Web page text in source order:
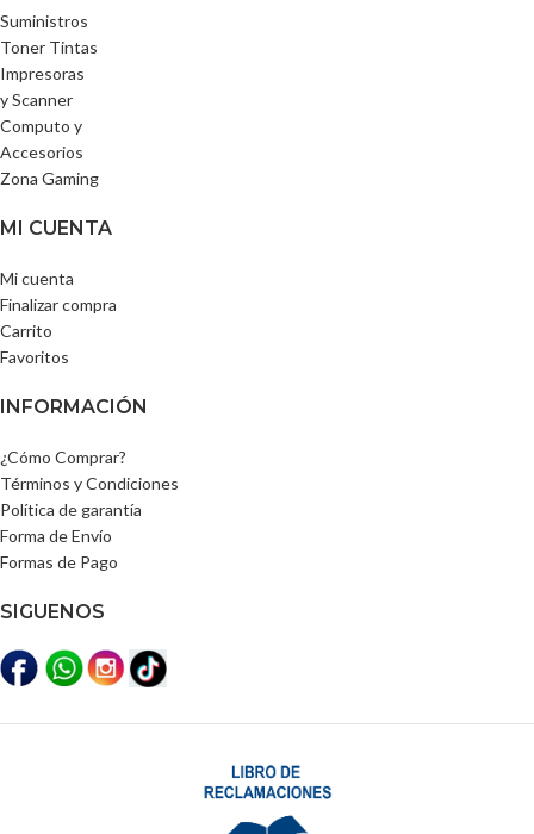
Suministros
Toner Tintas
Impresoras
y Scanner
Computo y
Accesorios
Zona Gaming
MI CUENTA
Mi cuenta
Finalizar compra
Carrito
Favoritos
INFORMACIÓN
¿Cómo Comprar?
Términos y Condiciones
Política de garantía
Forma de Envío
Formas de Pago
SIGUENOS